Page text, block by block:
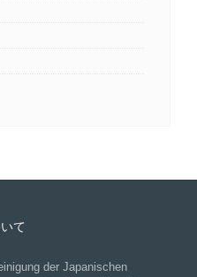
て
der Japanischen